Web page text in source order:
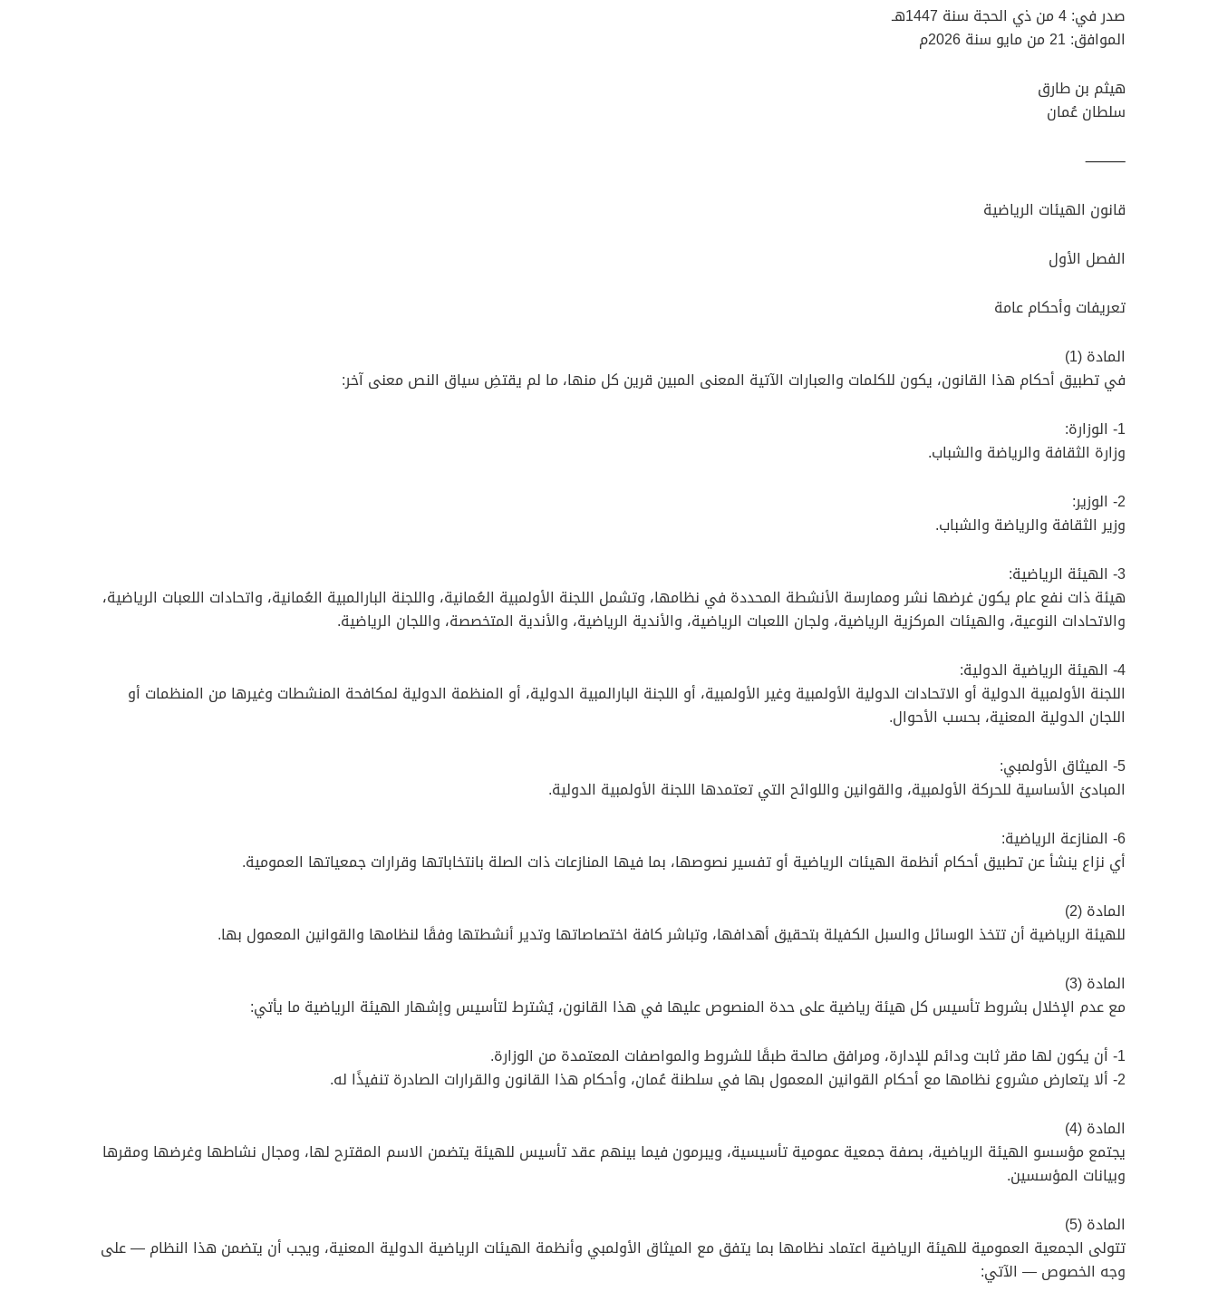
صدر في: 4 من ذي الحجة سنة 1447هـ
الموافق: 21 من مايو سنة 2026م
هيثم بن طارق
سلطان عُمان
⸻
قانون الهيئات الرياضية
الفصل الأول
تعريفات وأحكام عامة
المادة (1)
في تطبيق أحكام هذا القانون، يكون للكلمات والعبارات الآتية المعنى المبين قرين كل منها، ما لم يقتضِ سياق النص معنى آخر:
1- الوزارة:
وزارة الثقافة والرياضة والشباب.
2- الوزير:
وزير الثقافة والرياضة والشباب.
3- الهيئة الرياضية:
هيئة ذات نفع عام يكون غرضها نشر وممارسة الأنشطة المحددة في نظامها، وتشمل اللجنة الأولمبية العُمانية، واللجنة البارالمبية العُمانية، واتحادات اللعبات الرياضية،
والاتحادات النوعية، والهيئات المركزية الرياضية، ولجان اللعبات الرياضية، والأندية الرياضية، والأندية المتخصصة، واللجان الرياضية.
4- الهيئة الرياضية الدولية:
اللجنة الأولمبية الدولية أو الاتحادات الدولية الأولمبية وغير الأولمبية، أو اللجنة البارالمبية الدولية، أو المنظمة الدولية لمكافحة المنشطات وغيرها من المنظمات أو
اللجان الدولية المعنية، بحسب الأحوال.
5- الميثاق الأولمبي:
المبادئ الأساسية للحركة الأولمبية، والقوانين واللوائح التي تعتمدها اللجنة الأولمبية الدولية.
6- المنازعة الرياضية:
أي نزاع ينشأ عن تطبيق أحكام أنظمة الهيئات الرياضية أو تفسير نصوصها، بما فيها المنازعات ذات الصلة بانتخاباتها وقرارات جمعياتها العمومية.
المادة (2)
للهيئة الرياضية أن تتخذ الوسائل والسبل الكفيلة بتحقيق أهدافها، وتباشر كافة اختصاصاتها وتدير أنشطتها وفقًا لنظامها والقوانين المعمول بها.
المادة (3)
مع عدم الإخلال بشروط تأسيس كل هيئة رياضية على حدة المنصوص عليها في هذا القانون، يُشترط لتأسيس وإشهار الهيئة الرياضية ما يأتي:
1- أن يكون لها مقر ثابت ودائم للإدارة، ومرافق صالحة طبقًا للشروط والمواصفات المعتمدة من الوزارة.
2- ألا يتعارض مشروع نظامها مع أحكام القوانين المعمول بها في سلطنة عُمان، وأحكام هذا القانون والقرارات الصادرة تنفيذًا له.
المادة (4)
يجتمع مؤسسو الهيئة الرياضية، بصفة جمعية عمومية تأسيسية، ويبرمون فيما بينهم عقد تأسيس للهيئة يتضمن الاسم المقترح لها، ومجال نشاطها وغرضها ومقرها
وبيانات المؤسسين.
المادة (5)
تتولى الجمعية العمومية للهيئة الرياضية اعتماد نظامها بما يتفق مع الميثاق الأولمبي وأنظمة الهيئات الرياضية الدولية المعنية، ويجب أن يتضمن هذا النظام — على
وجه الخصوص — الآتي: